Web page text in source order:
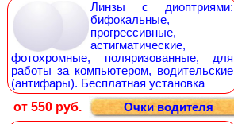
Линзы с диоптриями:
бифокальные,
прогрессивные,
астигматические,
фотохромные, поляризованные, для
работы за компьютером, водительские
(антифары). Бесплатная установка
от 550 руб.
Очки водителя